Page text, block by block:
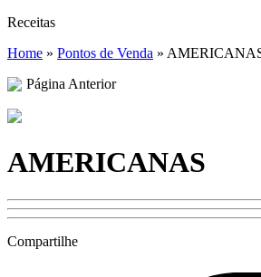
Receitas
Home » Pontos de Venda »
Página Anterior
AMERICANAS
Compartilhe